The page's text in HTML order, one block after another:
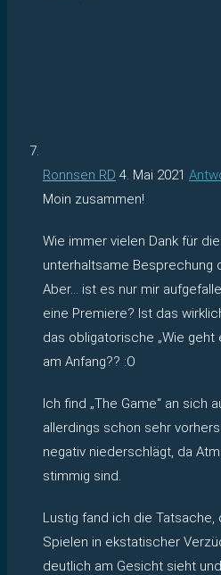
Ronnsen RD 4. Mai 2021
Moin zusammen!
Wie immer vielen Dank für
unterhaltsame Besprechung
Aber… ist es nur mir
eine Premiere? Ist das
das obligatorische „Wie geht
am Anfang?? :O
Ich find „The Game“ an sich
allerdings schon sehr
negativ niederschlägt, da
stimmig sind.
Lustig fand ich die
Spielen in ekstatischer
deutlich am Gesicht sieht